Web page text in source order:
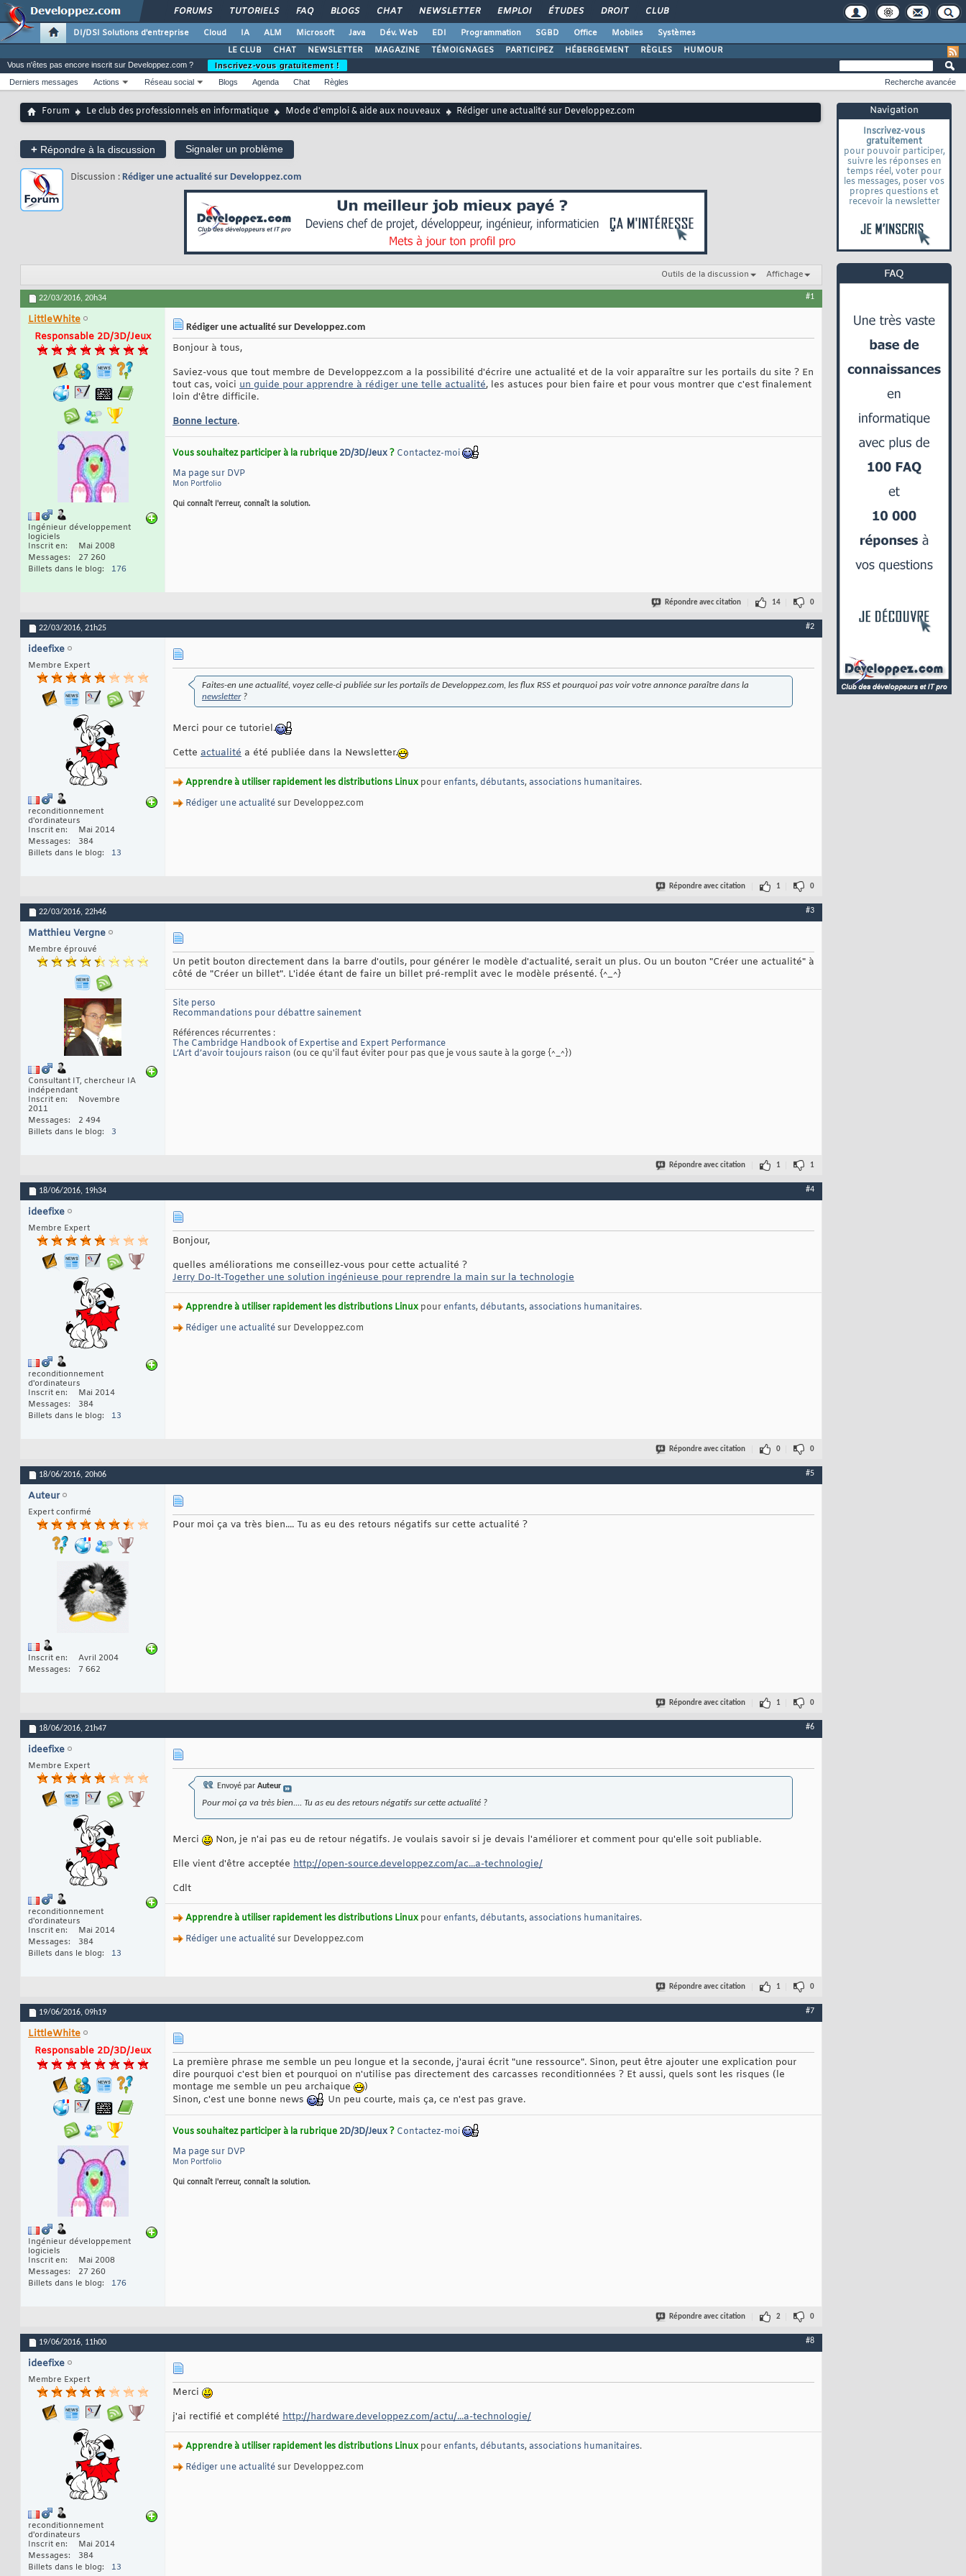
FORUMS TUTORIELS FAQ BLOGS CHAT NEWSLETTER EMPLOI ÉTUDES DROIT CLUB
DI/DSI Solutions d'entreprise Cloud IA ALM Microsoft Java Dév. Web EDI Programmation SGBD Office Mobiles
Systèmes
LE CLUB
CHAT NEWSLETTER MAGAZINE TÉMOIGNAGES PARTICIPEZ HÉBERGEMENT RÈGLES HUMOUR
Navigation
Inscrivez-vous
gratuitement
pour pouvoir participer,
suivre les réponses en
temps réel, voter pour
les messages, poser vos
propres questions et
recevoir la newsletter
Vous n'êtes pas encore inscrit sur Developpez.com ?
Inscrivez-vous gratuitement !
Derniers messages
Actions Réseau social Blogs Agenda Chat Règles Recherche avancée
Forum Le club des professionnels en informatique Mode d'emploi & aide aux nouveaux Rédiger une actualité sur Developpez.com
+ Répondre à la discussion Signaler un problème
Discussion : Rédiger une actualité sur Developpez.com
Outils de la discussion Affichage
22/03/2016, 20h34 #1
LittleWhite
Responsable 2D/3D/Jeux
Ingénieur développement
logiciels
Inscrit en
Mai 2008
Messages
27 260
Billets dans le blog
176
Rédiger une actualité sur Developpez.com
Bonjour à tous,
Saviez-vous que tout membre de Developpez.com a la possibilité d'écrire une actualité et de la voir apparaître sur les portails du site ? En
tout cas, voici un guide pour apprendre à rédiger une telle actualité, les astuces pour bien faire et pour vous montrer que c'est finalement
loin d'être difficile.
Bonne lecture.
Vous souhaitez participer à la rubrique 2D/3D/Jeux? Contactez-moi
Ma page sur DVP
Mon Portfolio
Qui connaît l'erreur, connaît la solution.
Répondre avec citation 14 0
22/03/2016, 21h25 #2
ideefixe
Membre Expert
reconditionnement
d'ordinateurs
Inscrit en
Mai 2014
Messages
384
Billets dans le blog
13
Faites-en une actualité, voyez celle-ci publiée sur les portails de Developpez.com, les flux RSS et pourquoi pas voir votre annonce paraître dans la
newsletter?
Merci pour ce tutoriel.
Cette actualité a été publiée dans la Newsletter.
Apprendre à utiliser rapidement les distributions Linux pourenfants, débutants, associations humanitaires.
Rédiger une actualitésur Developpez.com
Répondre avec citation 1 0
22/03/2016, 22h46 #3
Matthieu Vergne
Membre éprouvé
Consultant IT, chercheur IA
indépendant
Inscrit en
Novembre
2011
Messages
2 494
Billets dans le blog
3
Un petit bouton directement dans la barre d'outils, pour générer le modèle d'actualité, serait un plus. Ou un bouton "Créer une actualité" à
côté de "Créer un billet". L'idée étant de faire un billet pré-remplit avec le modèle présenté. {^_^}
Site perso
Recommandations pour débattre sainement
Références récurrentes :
The Cambridge Handbook of Expertise and Expert Performance
L’Art d’avoir toujours raison (ou ce qu'il faut éviter pour pas que je vous saute à la gorge {^_^})
Répondre avec citation 1 1
18/06/2016, 19h34 #4
ideefixe
Membre Expert
reconditionnement
d'ordinateurs
Inscrit en
Mai 2014
Messages
384
Billets dans le blog
13
Bonjour,
quelles améliorations me conseillez-vous pour cette actualité ?
Jerry Do-It-Together une solution ingénieuse pour reprendre la main sur la technologie
Apprendre à utiliser rapidement les distributions Linux pourenfants, débutants, associations humanitaires.
Rédiger une actualitésur Developpez.com
Répondre avec citation 0 0
18/06/2016, 20h06 #5
Auteur
Expert confirmé
Inscrit en
Avril 2004
Messages
7 662
Pour moi ça va très bien.... Tu as eu des retours négatifs sur cette actualité ?
Répondre avec citation 1 0
18/06/2016, 21h47 #6
ideefixe
Membre Expert
reconditionnement
d'ordinateurs
Inscrit en
Mai 2014
Messages
384
Billets dans le blog
13
Envoyé par Auteur
Pour moi ça va très bien.... Tu as eu des retours négatifs sur cette actualité ?
Merci
Non, je n'ai pas eu de retour négatifs. Je voulais savoir si je devais l'améliorer et comment pour qu'elle soit publiable.
Elle vient d'être acceptée http://open-source.developpez.com/ac...a-technologie/
Cdlt
Apprendre à utiliser rapidement les distributions Linux pourenfants, débutants, associations humanitaires.
Rédiger une actualitésur Developpez.com
Répondre avec citation 1 0
19/06/2016, 09h19 #7
LittleWhite
Responsable 2D/3D/Jeux
Ingénieur développement
logiciels
Inscrit en
Mai 2008
Messages
27 260
Billets dans le blog
176
La première phrase me semble un peu longue et la seconde, j'aurai écrit "une ressource". Sinon, peut être ajouter une explication pour
dire pourquoi c'est bien et pourquoi on n'utilise pas directement des carcasses reconditionnées ? Et aussi, quels sont les risques (le
montage me semble un peu archaique
)
Sinon, c'est une bonne news
Un peu courte, mais ça, ce n'est pas grave.
Vous souhaitez participer à la rubrique 2D/3D/Jeux? Contactez-moi
Ma page sur DVP
Mon Portfolio
Qui connaît l'erreur, connaît la solution.
Répondre avec citation 2 0
19/06/2016, 11h00 #8
ideefixe
Membre Expert
reconditionnement
d'ordinateurs
Inscrit en
Mai 2014
Messages
384
Billets dans le blog
13
Merci
j'ai rectifié et complété http://hardware.developpez.com/actu/...a-technologie/
Apprendre à utiliser rapidement les distributions Linux pourenfants, débutants, associations humanitaires.
Rédiger une actualitésur Developpez.com